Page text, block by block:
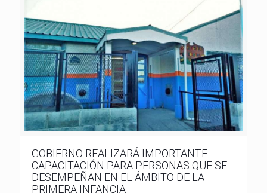
GOBIERNO REALIZARÁ IMPORTANTE
CAPACITACIÓN PARA PERSONAS QUE SE
DESEMPEÑAN EN EL ÁMBITO DE LA
PRIMERA INFANCIA